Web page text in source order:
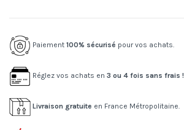
Paiement 100% sécurisé pour vos achats.
Réglez vos achats en 3 ou 4 fois sans frais !
Livraison gratuite en France Métropolitaine.